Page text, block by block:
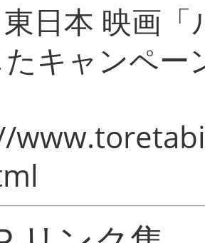
日本 映画
キャンペー